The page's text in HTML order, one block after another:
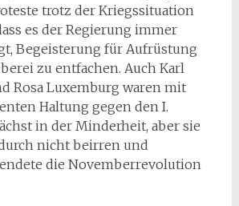
trotz der Kriegssituation
es der Regierung immer
Begeisterung für Aufrüstung
zu entfachen. Auch Karl
Rosa Luxemburg waren mit
Haltung gegen den I.
in der Minderheit, aber sie
nicht beirren und
die Novemberrevolution